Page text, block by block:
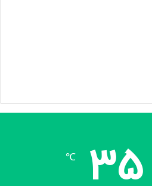
35
℃